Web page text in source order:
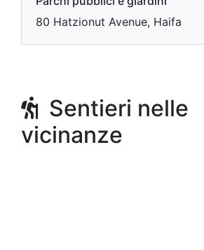
80 Hatzionut Avenue, Haifa
Sentieri nelle
vicinanze